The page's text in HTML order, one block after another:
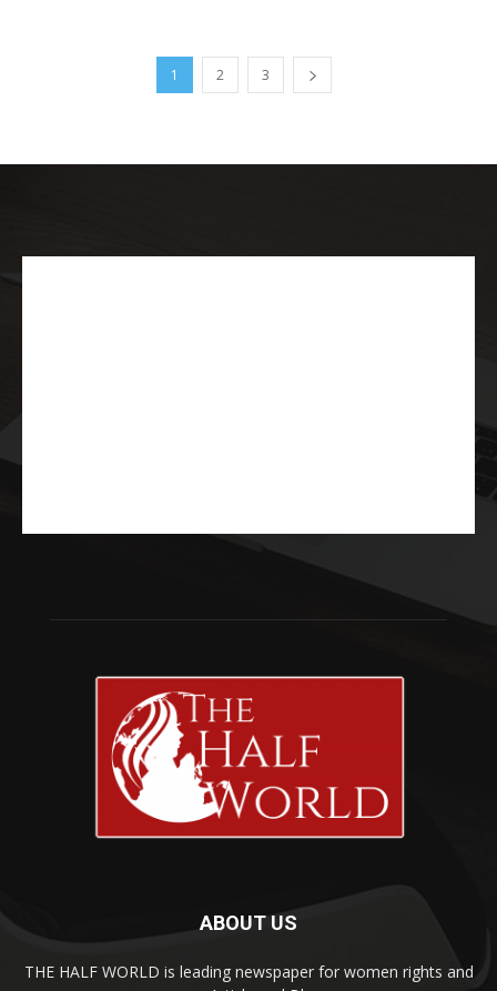
1 2 3
ABOUT US
THE HALF WORLD is leading newspaper for women rights and